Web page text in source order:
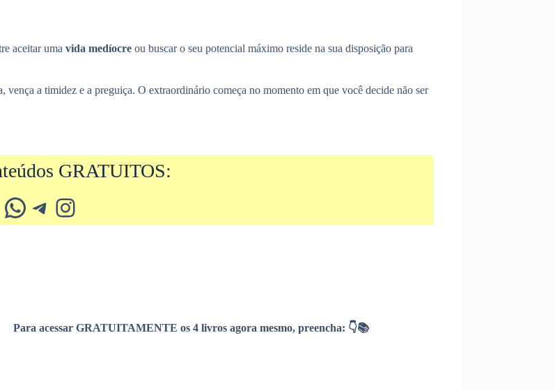
aceitar uma vida medíocre ou buscar o seu potencial máximo reside na sua disposição para
a timidez e a preguiça. O extraordinário começa no momento em que você decide não ser
GRATUITOS:
Whatsapp Telegram Instagram
Para acessar GRATUITAMENTE os 4 livros agora mesmo, preencha: 👇📚